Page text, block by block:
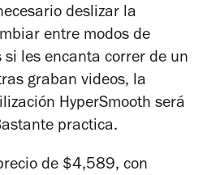
deslizar la
entre modos de
si les encanta correr de un
graban videos, la
HyperSmooth será
practica.
de $4,589, con